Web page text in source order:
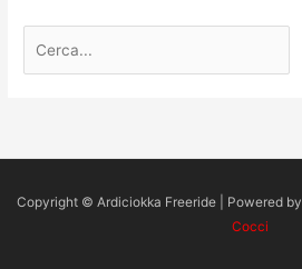
Copyright © Ardiciokka Freeride | Powered by
Cocci